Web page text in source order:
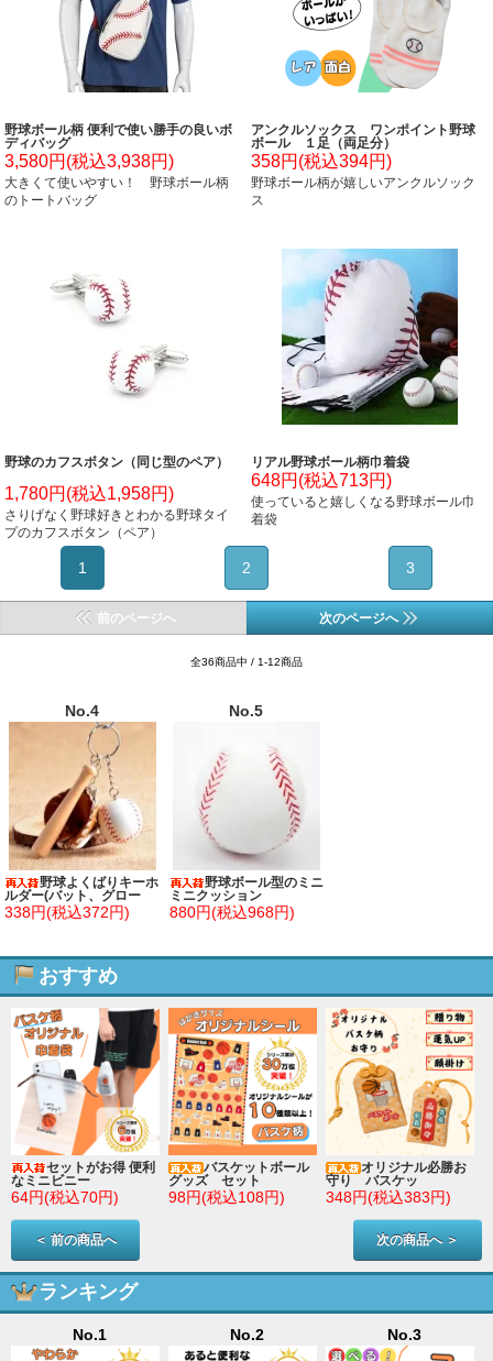
野球ボール柄 便利で使い勝手の良いボ
ディバッグ
3,580円(税込3,938円)
大きくて使いやすい！ 野球ボール柄
のトートバッグ
アンクルソックス ワンポイント野球
ボール １足（両足分）
358円(税込394円)
野球ボール柄が嬉しいアンクルソック
ス
野球のカフスボタン（同じ型のペア）
1,780円(税込1,958円)
さりげなく野球好きとわかる野球タイ
プのカフスボタン（ペア）
リアル野球ボール柄巾着袋
648円(税込713円)
使っていると嬉しくなる野球ボール巾
着袋
1 2 3
前のページへ 次のページへ
全36商品中 / 1-12商品
No.4
野球よくばりキーホ
ルダー(バット、グロー
ブ、ボール)
338円(税込372円)
No.5
野球ボール型のミニ
ミニクッション
880円(税込968円)
おすすめ
セットがお得 便利
なミニビニー
64円(税込70円)
バスケットボール
グッズ セット
98円(税込108円)
オリジナル必勝お
守り バスケッ
348円(税込383円)
＜ 前の商品へ 次の商品へ ＞
ランキング
No.1 No.2 No.3